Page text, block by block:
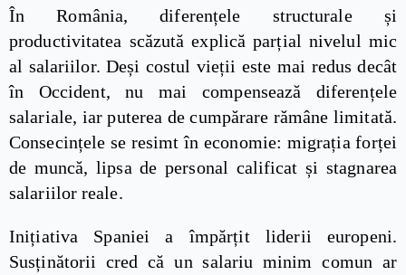
În România, diferențele structurale și
productivitatea scăzută explică parțial nivelul mic
al salariilor. Deși costul vieții este mai redus decât
în Occident, nu mai compensează diferențele
salariale, iar puterea de cumpărare rămâne limitată.
Consecințele se resimt în economie: migrația forței
de muncă, lipsa de personal calificat și stagnarea
salariilor reale.
Inițiativa Spaniei a împărțit liderii europeni.
Susținătorii cred că un salariu minim comun ar